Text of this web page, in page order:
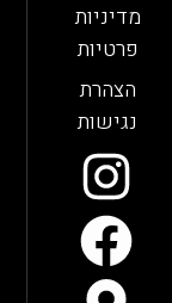
מדיניות
פרטיות
הצהרת
נגישות